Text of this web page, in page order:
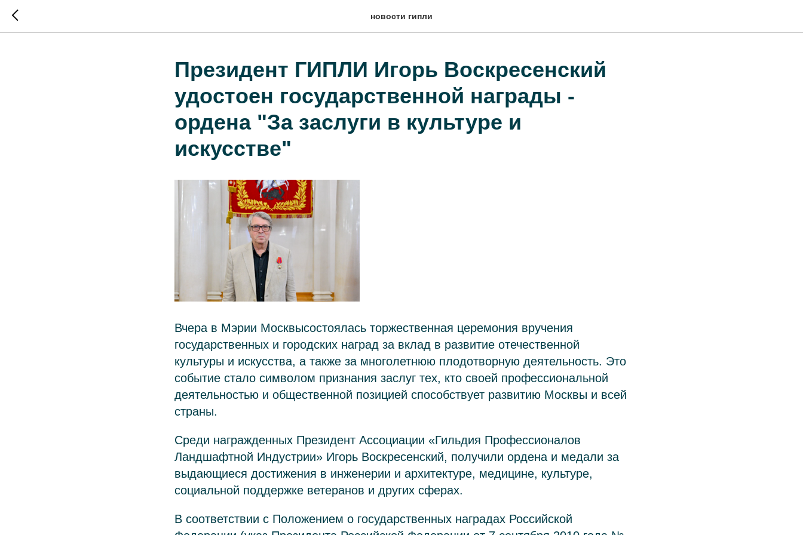
новости гипли
Президент ГИПЛИ Игорь Воскресенский
удостоен государственной награды -
ордена "За заслуги в культуре и
искусстве"
Вчера в Мэрии Москвысостоялась торжественная церемония вручения
государственных и городских наград за вклад в развитие отечественной
культуры и искусства, а также за многолетнюю плодотворную деятельность. Это
событие стало символом признания заслуг тех, кто своей профессиональной
деятельностью и общественной позицией способствует развитию Москвы и всей
страны.
Среди награжденных Президент Ассоциации «Гильдия Профессионалов
Ландшафтной Индустрии» Игорь Воскресенский, получили ордена и медали за
выдающиеся достижения в инженерии и архитектуре, медицине, культуре,
социальной поддержке ветеранов и других сферах.
В соответствии с Положением о государственных наградах Российской